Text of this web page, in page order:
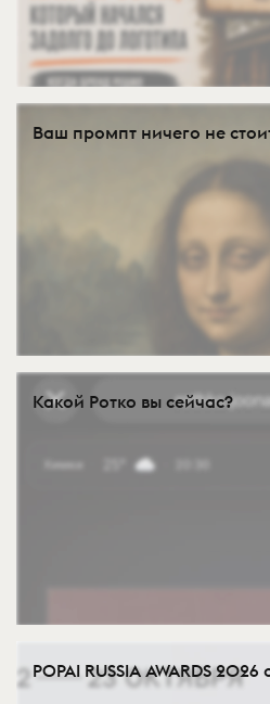
Ваш промпт ничего не
Какой Ротко вы сейчас?
POPAI RUSSIA AWARDS